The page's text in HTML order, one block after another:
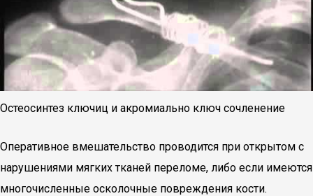
Остеосинтез ключиц и акромиально ключ сочленение
Оперативное вмешательство проводится при открытом с
нарушениями мягких тканей переломе, либо если имеются
многочисленные осколочные повреждения кости.